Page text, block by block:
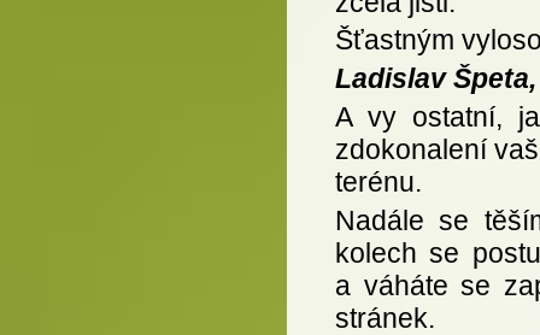
Šťastným
Ladislav
A vy ostatní,
zdokonalení
terénu.
Nadále se
kolech se
a váháte se
stránek.